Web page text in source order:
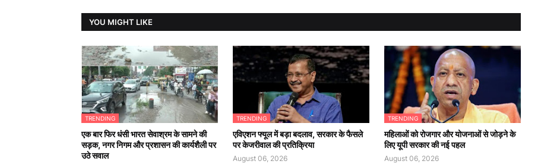
YOU MIGHT LIKE
TRENDING
एक बार फिर धंसी भारत सेवाश्रम के सामने की
सड़क, नगर निगम और प्रशासन की कार्यशैली पर
उठे सवाल
TRENDING
एविएशन फ्यूल में बड़ा बदलाव, सरकार के फैसले
पर केजरीवाल की प्रतिक्रिया
August 06, 2026
TRENDING
महिलाओं को रोजगार और योजनाओं से जोड़ने के
लिए यूपी सरकार की नई पहल
August 06, 2026